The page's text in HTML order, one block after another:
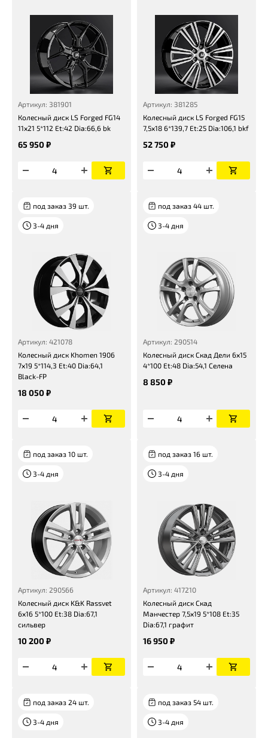
Артикул: 381901
Колесный диск LS Forged FG14
11x21 5*112 Et:42 Dia:66,6 bk
65 950 ₽
Артикул: 381285
Колесный диск LS Forged FG15
7,5x18 6*139,7 Et:25 Dia:106,1 bkf
52 750 ₽
под заказ 39 шт.
3-4 дня
Артикул: 421078
Колесный диск Khomen 1906
7x19 5*114,3 Et:40 Dia:64,1
Black-FP
18 050 ₽
под заказ 44 шт.
3-4 дня
Артикул: 290514
Колесный диск Скад Дели 6x15
4*100 Et:48 Dia:54,1 Селена
8 850 ₽
под заказ 10 шт.
3-4 дня
Артикул: 290566
Колесный диск K&K Rassvet
6x16 5*100 Et:38 Dia:67,1
сильвер
10 200 ₽
под заказ 16 шт.
3-4 дня
Артикул: 417210
Колесный диск Скад
Манчестер 7,5x19 5*108 Et:35
Dia:67,1 графит
16 950 ₽
под заказ 24 шт.
3-4 дня
под заказ 54 шт.
3-4 дня